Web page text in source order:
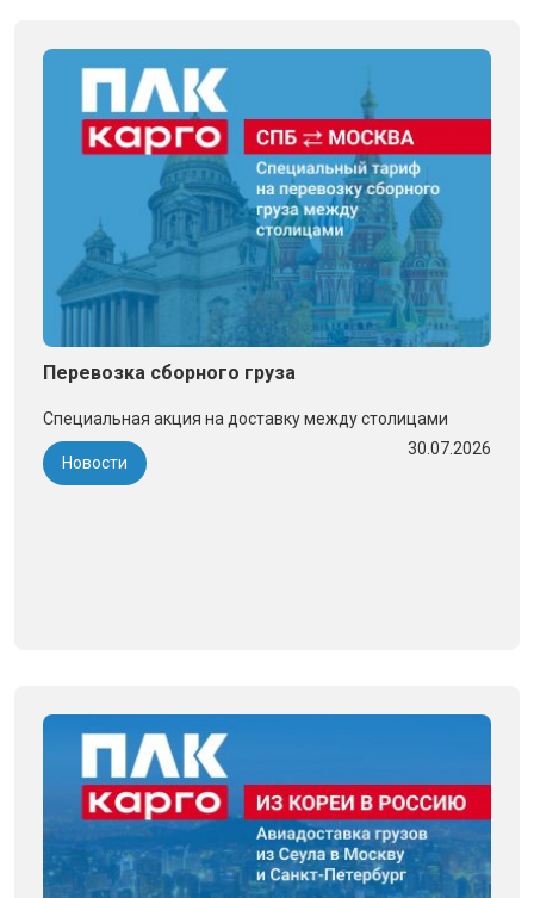
Перевозка сборного груза
Специальная акция на доставку между столицами
Новости
30.07.2026